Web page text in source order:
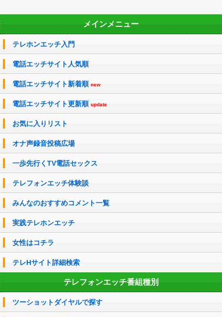
メインメニュー
テレホンエッチ入門
電話エッチサイト人気順
電話エッチサイト新着順 new
電話エッチサイト更新順 update
お気に入りリスト
オナ声録音投稿広場
一歩先行くTV電話セックス
テレフォンエッチ体験談
みんなのおすすめコメント一覧
実践テレホンエッチ
女性はコチラ
テレHサイト詳細検索
テレフォンエッチ番組種別
ツーショットダイヤルで探す